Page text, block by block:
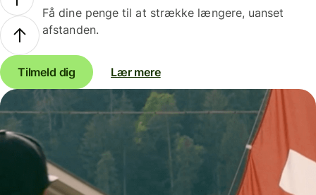
Få dine penge til at strække længere, uanset
afstanden.
Tilmeld dig Lær mere